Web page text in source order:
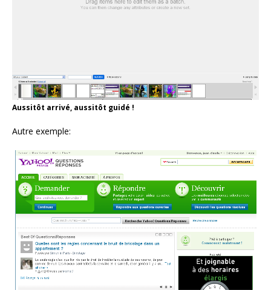
Aussitôt arrivé, aussitôt guidé !
Autre exemple: